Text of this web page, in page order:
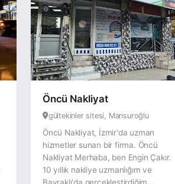
Öncü Nakliyat
gültekinler sitesi, Mansuroğlu
Öncü Nakliyat, İzmir'da uzman
hizmetler sunan bir firma. Öncü
Nakliyat Merhaba, ben Engin Çakır.
10 yıllık nakliye uzmanlığım ve